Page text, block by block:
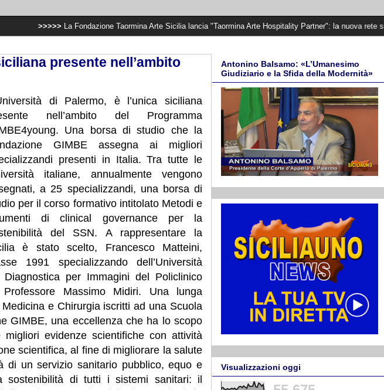
La Fondazione Taormina Arte Sicilia lancia "Taormina Arte Hospitality Partner": la nuova rete sinergica con il
presente nell’ambito
di Palermo, è l’unica siciliana
nell’ambito del Programma
Una borsa di studio che la
GIMBE assegna ai migliori
presenti in Italia. Tra tutte le
italiane, annualmente vengono
a 25 specializzandi, una borsa di
per il corso formativo intitolato Metodi e
di clinical governance per la
del SSN. A rappresentare la
è stato scelto, Francesco Matteini,
1991 specializzando dell’Università
per Immagini del Policlinico
Massimo Midiri. Una lunga
e Chirurgia iscritti ad una Scuola
GIMBE, una eccellenza che ha lo scopo
evidenze scientifiche con attività
scientifica, al fine di migliorare la salute
di un servizio sanitario pubblico, equo e
sostenibilità di tutti i sistemi sanitari: il
Antonino Balsamo: «L’Umanesimo
Giudiziario e la Sfida della Modernità»
Visualizzazioni oggi